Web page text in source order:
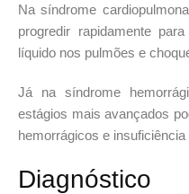
Na síndrome
progredir rapidamente
líquido nos pulmões e
Já na síndrome
estágios mais avançados
hemorrágicos e insuficiência
Diagnóstico